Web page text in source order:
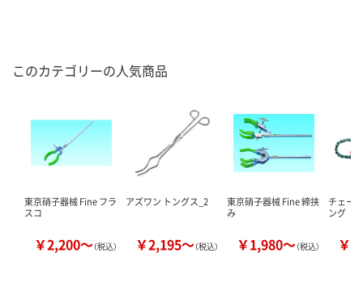
このカテゴリーの人気商品
東京硝子器械 Fine フラ
スコ
￥2,200～（税込）
アズワン トングス_2
￥2,195～（税込）
東京硝子器械 Fine 締挟
み
￥1,980～（税込）
チェー
ング
￥